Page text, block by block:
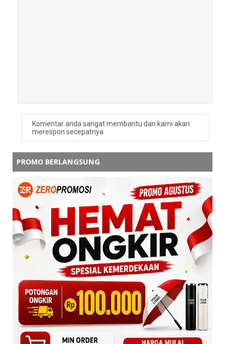
Maya Haling
Usbny cakepp
Balas
Balasan
silahkan hub kami untuk pemesanan ya
Balas
Anonim
Bagus fdnya
Balas
Balasan
admin zeropromosi
pastinya kak. silahkan hub kami untuk
pemesanan ya
Komentar anda sangat membantu dan kami akan
merespon secepatnya
PROMO BERLANGSUNG